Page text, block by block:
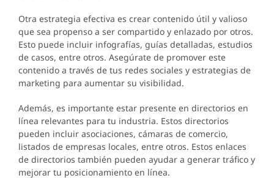
Otra estrategia efectiva es crear contenido útil y valioso
que sea propenso a ser compartido y enlazado por otros.
Esto puede incluir infografías, guías detalladas, estudios
de casos, entre otros. Asegúrate de promover este
contenido a través de tus redes sociales y estrategias de
marketing para aumentar su visibilidad.
Además, es importante estar presente en directorios en
línea relevantes para tu industria. Estos directorios
pueden incluir asociaciones, cámaras de comercio,
listados de empresas locales, entre otros. Estos enlaces
de directorios también pueden ayudar a generar tráfico y
mejorar tu posicionamiento en línea.